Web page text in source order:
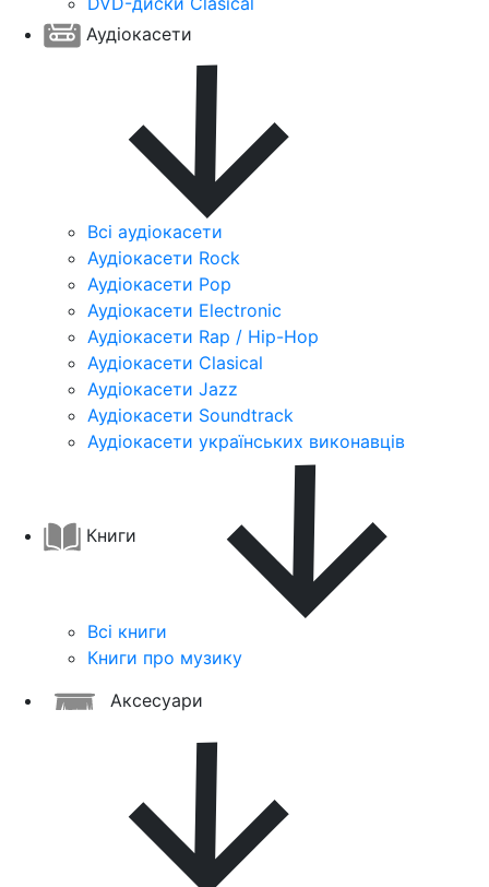
Аудіокасети
Всі аудіокасети
Аудіокасети Rock
Аудіокасети Pop
Аудіокасети Electronic
Аудіокасети Rap / Hip-Hop
Аудіокасети Clasical
Аудіокасети Jazz
Аудіокасети Soundtrack
Аудіокасети українських виконавців
Книги
Всі книги
Книги про музику
Аксесуари